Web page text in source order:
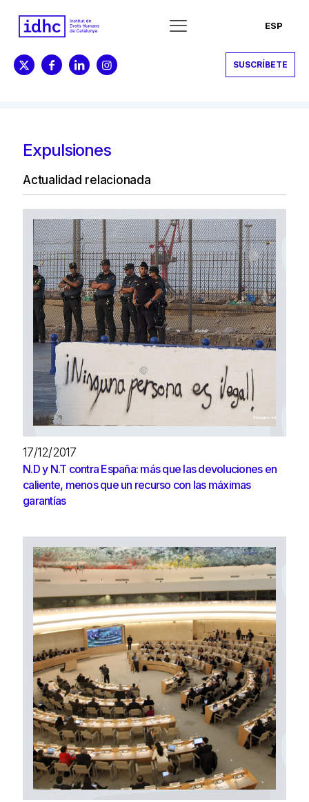
ESP
SUSCRÍBETE
Expulsiones
Actualidad relacionada
17/12/2017
N.D y N.T contra España: más que las devoluciones en
caliente, menos que un recurso con las máximas
garantías